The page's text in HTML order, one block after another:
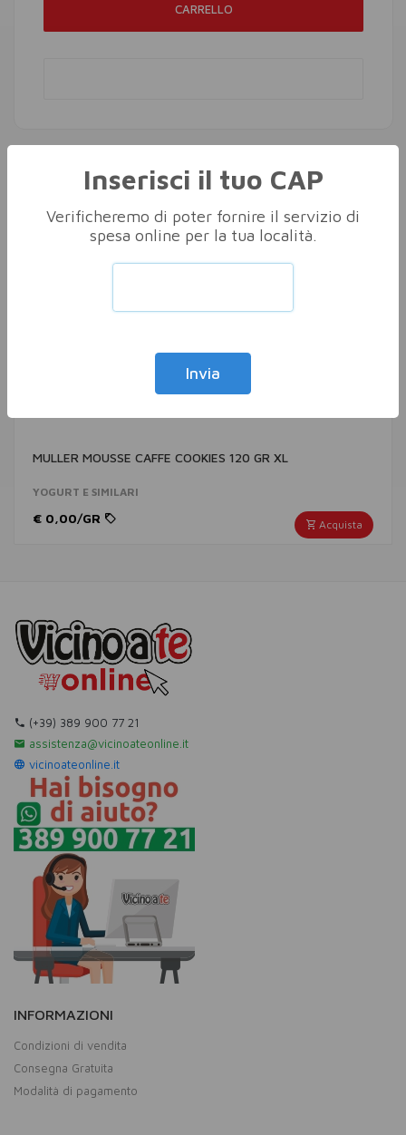
CARRELLO
Altri nella stessa categoria Vedi tutti
MULLER MOUSSE CAFFE COOKIES 120 GR XL
YOGURT E SIMILARI
Acquista
€ 0,00/GR
(+39) 389 900 77 21
assistenza@vicinoateonline.it
vicinoateonline.it
INFORMAZIONI
Condizioni di vendita
Consegna Gratuita
Modalità di pagamento
Inserisci il tuo CAP
Verificheremo di poter fornire il servizio di
spesa online per la tua località.
Invia